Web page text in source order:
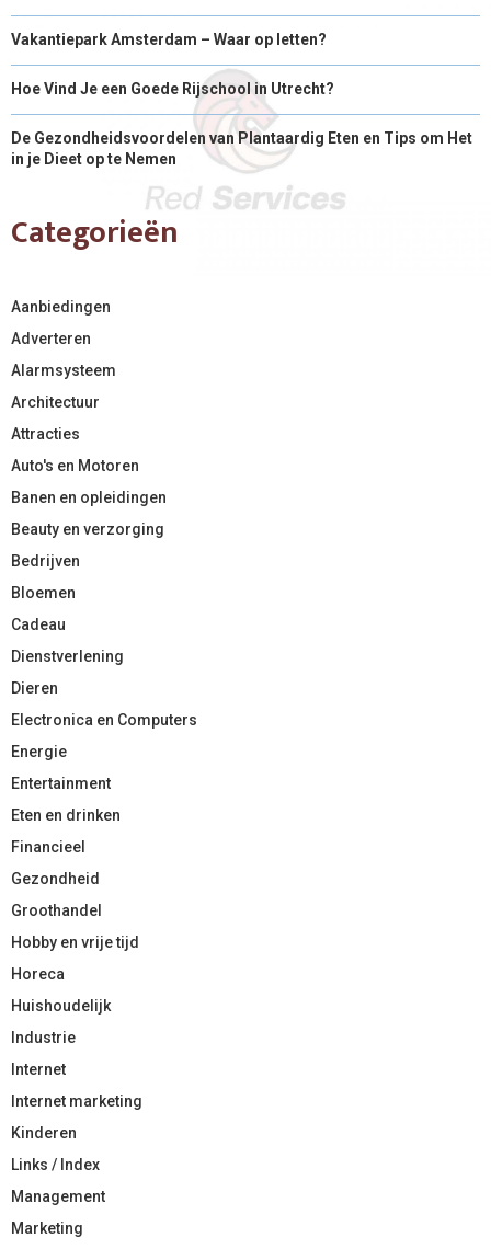
Vakantiepark Amsterdam – Waar op letten?
Hoe Vind Je een Goede Rijschool in Utrecht?
De Gezondheidsvoordelen van Plantaardig Eten en Tips om Het
in je Dieet op te Nemen
Categorieën
Aanbiedingen
Adverteren
Alarmsysteem
Architectuur
Attracties
Auto's en Motoren
Banen en opleidingen
Beauty en verzorging
Bedrijven
Bloemen
Cadeau
Dienstverlening
Dieren
Electronica en Computers
Energie
Entertainment
Eten en drinken
Financieel
Gezondheid
Groothandel
Hobby en vrije tijd
Horeca
Huishoudelijk
Industrie
Internet
Internet marketing
Kinderen
Links / Index
Management
Marketing